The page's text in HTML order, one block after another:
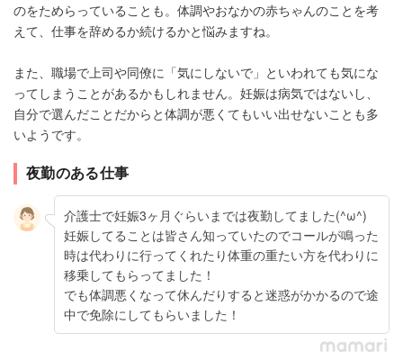
のをためらっていることも。体調やおなかの赤ちゃんのことを考
えて、仕事を辞めるか続けるかと悩みますね。
また、職場で上司や同僚に「気にしないで」といわれても気にな
ってしまうことがあるかもしれません。妊娠は病気ではないし、
自分で選んだことだからと体調が悪くてもいい出せないことも多
いようです。
夜勤のある仕事
介護士で妊娠3ヶ月ぐらいまでは夜勤してました(^ω^)
妊娠してることは皆さん知っていたのでコールが鳴った
時は代わりに行ってくれたり体重の重たい方を代わりに
移乗してもらってました！
でも体調悪くなって休んだりすると迷惑がかかるので途
中で免除にしてもらいました！